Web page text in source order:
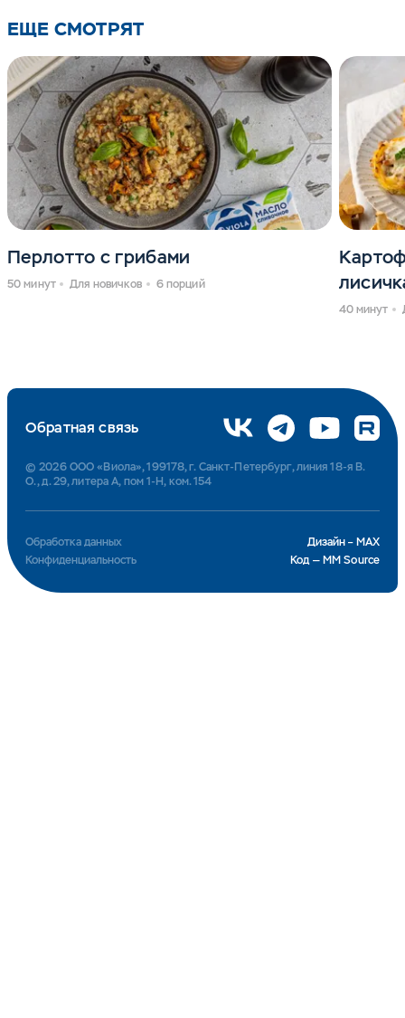
ЕЩЕ СМОТРЯТ
Перлотто с грибами
50 минут Для новичков 6 порций
40 минут
Дизайн – MAX
Обработка данных
Код — MM Source
Конфиденциальность
Обратная связь
© 2026 ООО «Виола», 199178, г. Санкт-Петербург, линия 18-я В.
О., д. 29, литера А, пом 1-Н, ком. 154